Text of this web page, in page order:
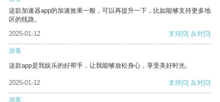
这款加速器app的加速效果一般，可以再提升一下，比如能够支持更多地
区的线路。
2025-01-12
支持[0] 反对[0]
游客
这款app是我娱乐的好帮手，让我能够放松身心，享受美好时光。
2025-01-12 支持[0] 反对[0]
游客